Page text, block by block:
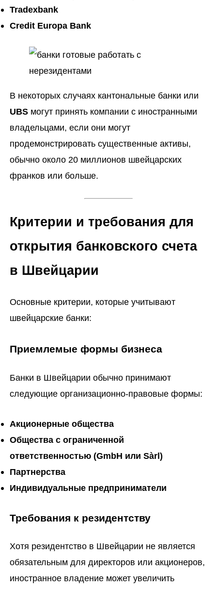
Tradexbank
Credit Europa Bank
В некоторых случаях кантональные банки или
UBS могут принять компании с иностранными
владельцами, если они могут
продемонстрировать существенные активы,
обычно около 20 миллионов швейцарских
франков или больше.
Критерии и требования для
открытия банковского счета
в Швейцарии
Основные критерии, которые учитывают
швейцарские банки:
Приемлемые формы бизнеса
Банки в Швейцарии обычно принимают
следующие организационно-правовые формы:
Акционерные общества
Общества с ограниченной
ответственностью (GmbH или Sàrl)
Партнерства
Индивидуальные предприниматели
Требования к резидентству
Хотя резидентство в Швейцарии не является
обязательным для директоров или акционеров,
иностранное владение может увеличить